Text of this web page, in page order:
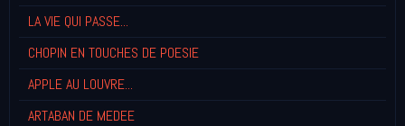
LA VIE QUI PASSE...
CHOPIN EN TOUCHES DE POESIE
APPLE AU LOUVRE...
ARTABAN DE MEDEE